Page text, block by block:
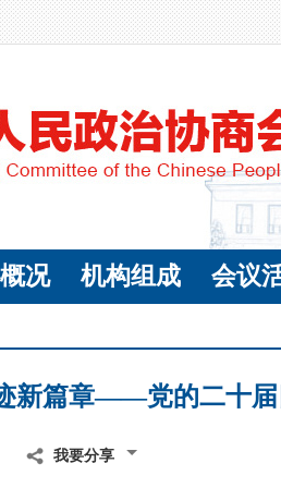
况 机构组成 会议
新篇章——党的二十
我要分享